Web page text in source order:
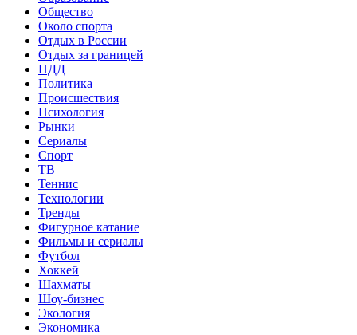
Общество
Около спорта
Отдых в России
Отдых за границей
ПДД
Политика
Происшествия
Психология
Рынки
Сериалы
Спорт
ТВ
Теннис
Технологии
Тренды
Фигурное катание
Фильмы и сериалы
Футбол
Хоккей
Шахматы
Шоу-бизнес
Экология
Экономика